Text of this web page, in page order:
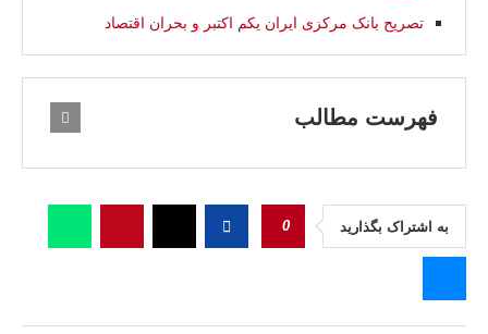
تصریح بانک مرکزی ایران يكم اکتبر و بحران اقتصاد
فهرست مطالب
به اشتراک بگذارید 0